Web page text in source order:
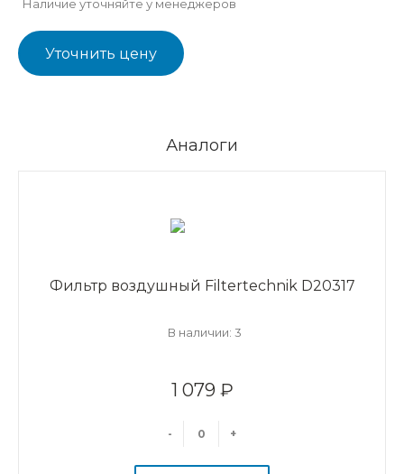
Наличие уточняйте у менеджеров
Уточнить цену
Аналоги
Фильтр воздушный Filtertechnik D20317
В наличии: 3
1 079 ₽
- +